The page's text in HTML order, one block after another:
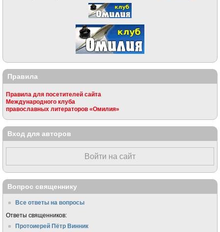
Правила
Правила для посетителей сайта
Международного клуба
православных литераторов «Омилия»
Вход для авторов
Войти на сайт
Вопрос священнику
Все ответы на вопросы
Ответы священников:
Протоиерей Пётр Винник